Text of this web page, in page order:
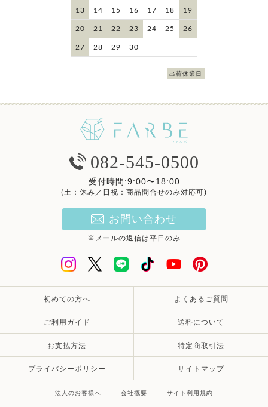
13 14 15 16 17 18 19
20 21 22 23 24 25 26
27 28 29 30
出荷休業日
082-545-0500
受付時間:9:00〜18:00
(土：休み／日祝：商品問合せのみ対応可)
お問い合わせ
※メールの返信は平日のみ
初めての方へ よくあるご質問
ご利用ガイド 送料について
お支払方法 特定商取引法
プライバシーポリシー サイトマップ
法人のお客様へ 会社概要 サイト利用規約